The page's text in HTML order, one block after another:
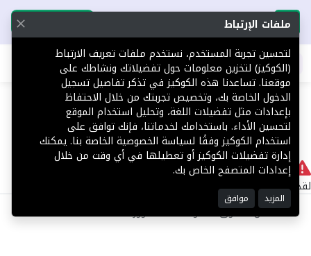
تحميل التطبيق تحميل التطبيق
اطلب عقارك
404 لا يوجد
لقد حدث خطأ داخلي أثناء معالجة طلبك.
©2025 كل الحقوق محفوظة منصة توور
ملفات الإرتباط
لتحسين تجربة المستخدم، نستخدم ملفات تعريف الارتباط
(الكوكيز) لتخزين معلومات حول تفضيلاتك ونشاطك على
موقعنا. تساعدنا هذه الكوكيز في تذكر تفاصيل تسجيل
الدخول الخاصة بك، وتخصيص تجربتك من خلال الاحتفاظ
بإعدادات مثل تفضيلات اللغة، وتحليل استخدام الموقع
لتحسين الأداء. باستخدامك لخدماتنا، فإنك توافق على
استخدام الكوكيز وفقًا لسياسة الخصوصية الخاصة بنا. يمكنك
إدارة تفضيلات الكوكيز أو تعطيلها في أي وقت من خلال
إعدادات المتصفح الخاص بك.
المزيد موافق